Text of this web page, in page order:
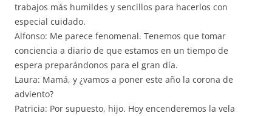
trabajos más humildes y sencillos para hacerlos con
especial cuidado.
Alfonso: Me parece fenomenal. Tenemos que tomar
conciencia a diario de que estamos en un tiempo de
espera preparándonos para el gran día.
Laura: Mamá, y ¿vamos a poner este año la corona de
adviento?
Patricia: Por supuesto, hijo. Hoy encenderemos la vela